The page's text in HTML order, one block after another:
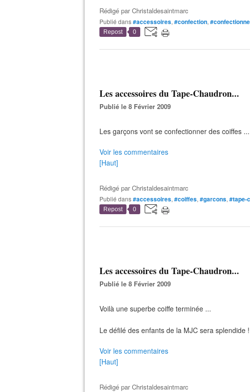
Rédigé parChristaldesaintmarc
Publié dans#accessoires, #confection,
Repost 0
Les accessoires du Tape-Chaudron...
Publié le 8 Février 2009
Les garçons vont se confectionner des coiffes ...
Voir les commentaires
[Haut]
Rédigé parChristaldesaintmarc
Publié dans#accessoires, #coiffes, #garcons, #tape-
Repost 0
Les accessoires du Tape-Chaudron...
Publié le 8 Février 2009
Voilà une superbe coiffe terminée ...
Le défilé des enfants de la MJC sera splendide !
Voir les commentaires
[Haut]
Rédigé parChristaldesaintmarc